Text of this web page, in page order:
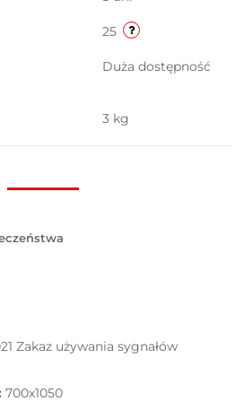
25
Duża dostępność
3 kg
Zakaz używania sygnałów
700x1050